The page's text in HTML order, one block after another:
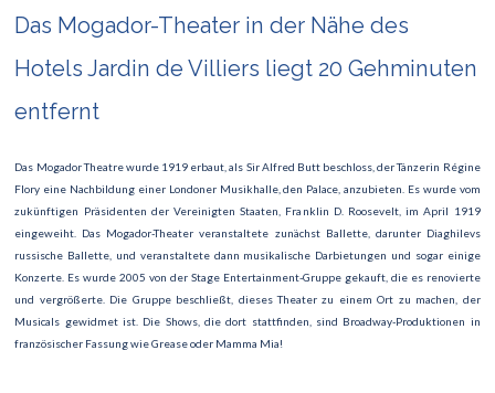
Palais des Congrès
Das Mogador-Theater in der Nähe des
Hotels Jardin de Villiers liegt 20 Gehminuten
entfernt
Das Mogador Theatre wurde 1919 erbaut, als Sir Alfred Butt beschloss, der Tänzerin Régine
Flory eine Nachbildung einer Londoner Musikhalle, den Palace, anzubieten. Es wurde vom
zukünftigen Präsidenten der Vereinigten Staaten, Franklin D. Roosevelt, im April 1919
eingeweiht. Das Mogador-Theater veranstaltete zunächst Ballette, darunter Diaghilevs
russische Ballette, und veranstaltete dann musikalische Darbietungen und sogar einige
Konzerte. Es wurde 2005 von der Stage Entertainment-Gruppe gekauft, die es renovierte
und vergrößerte. Die Gruppe beschließt, dieses Theater zu einem Ort zu machen, der
Musicals gewidmet ist. Die Shows, die dort stattfinden, sind Broadway-Produktionen in
französischer Fassung wie Grease oder Mamma Mia!